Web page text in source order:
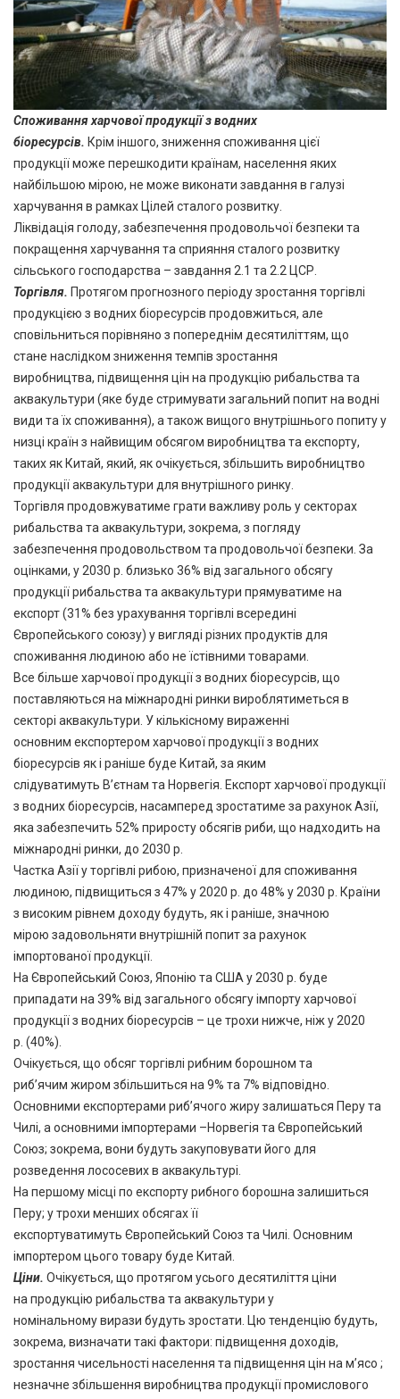
Споживання харчовоїпродукції з водних
біоресурсів. Крім іншого, зниження споживання цієї
продукції може перешкодити країнам, населення яких
найбільшою мірою, не може виконати завдання в галузі
харчування в рамках Цілей сталого розвитку.
Ліквідація голоду, забезпечення продовольчої безпеки та
покращення харчування та сприяння сталого розвитку
сільського господарства – завдання 2.1 та 2.2 ЦСР.
Торгівля. Протягом прогнозного періоду зростання торгівлі
продукцією з водних біоресурсів продовжиться, але
сповільниться порівняно з попереднім десятиліттям, що
стане наслідком зниження темпів зростання
виробництва, підвищення цін на продукцію рибальства та
аквакультури (яке буде стримувати загальний попит на водні
види та їх споживання), а також вищого внутрішнього попиту у
низці країн з найвищим обсягом виробництва та експорту,
таких як Китай, який, як очікується, збільшить виробництво
продукції аквакультури для внутрішного ринку.
Торгівля продовжуватиме грати важливу роль у секторах
рибальства та аквакультури, зокрема, з погляду
забезпечення продовольством та продовольчої безпеки. За
оцінками, у 2030 р. близько 36% від загального обсягу
продукції рибальства та аквакультури прямуватиме на
експорт (31% без урахування торгівлі всередині
Європейського союзу) у вигляді різних продуктів для
споживання людиною або не їстівними товарами.
Все більше харчової продукції з водних біоресурсів, що
поставляються на міжнародні ринки вироблятиметься в
секторі аквакультури. У кількісному вираженні
основним експортером харчової продукції з водних
біоресурсів як і раніше буде Китай, за яким
слідуватимуть В’єтнам та Норвегія. Експорт харчової продукції
з водних біоресурсів, насамперед зростатиме за рахунок Азії,
яка забезпечить 52% приросту обсягів риби, що надходить на
міжнародні ринки, до 2030 р.
Частка Азії у торгівлі рибою, призначеної для споживання
людиною, підвищиться з 47% у 2020 р. до 48% у 2030 р. Країни
з високим рівнем доходу будуть, як і раніше, значною
мірою задовольняти внутрішній попит за рахунок
імпортованої продукції.
На Європейський Союз, Японію та США у 2030 р. буде
припадати на 39% від загального обсягу імпорту харчової
продукції з водних біоресурсів – це трохи нижче, ніж у 2020
р. (40%).
Очікується, що обсяг торгівлі рибним борошном та
риб’ячим жиром збільшиться на 9% та 7% відповідно.
Основними експортерами риб’ячого жиру залишаться Перу та
Чилі, а основними імпортерами –Норвегія та Європейський
Союз; зокрема, вони будуть закуповувати його для
розведення лососевих в аквакультурі.
На першому місці по експорту рибного борошна залишиться
Перу; у трохи менших обсягах її
експортуватимуть Європейський Союз та Чилі. Основним
імпортером цього товару буде Китай.
Ціни. Очікується, що протягом усього десятиліття ціни
на продукцію рибальства та аквакультури у
номінальному вирази будуть зростати. Цю тенденцію будуть,
зокрема, визначати такі фактори: підвищення доходів,
зростання чисельності населення та підвищення цін на м’ясо ;
незначне збільшення виробництва продукції промислового